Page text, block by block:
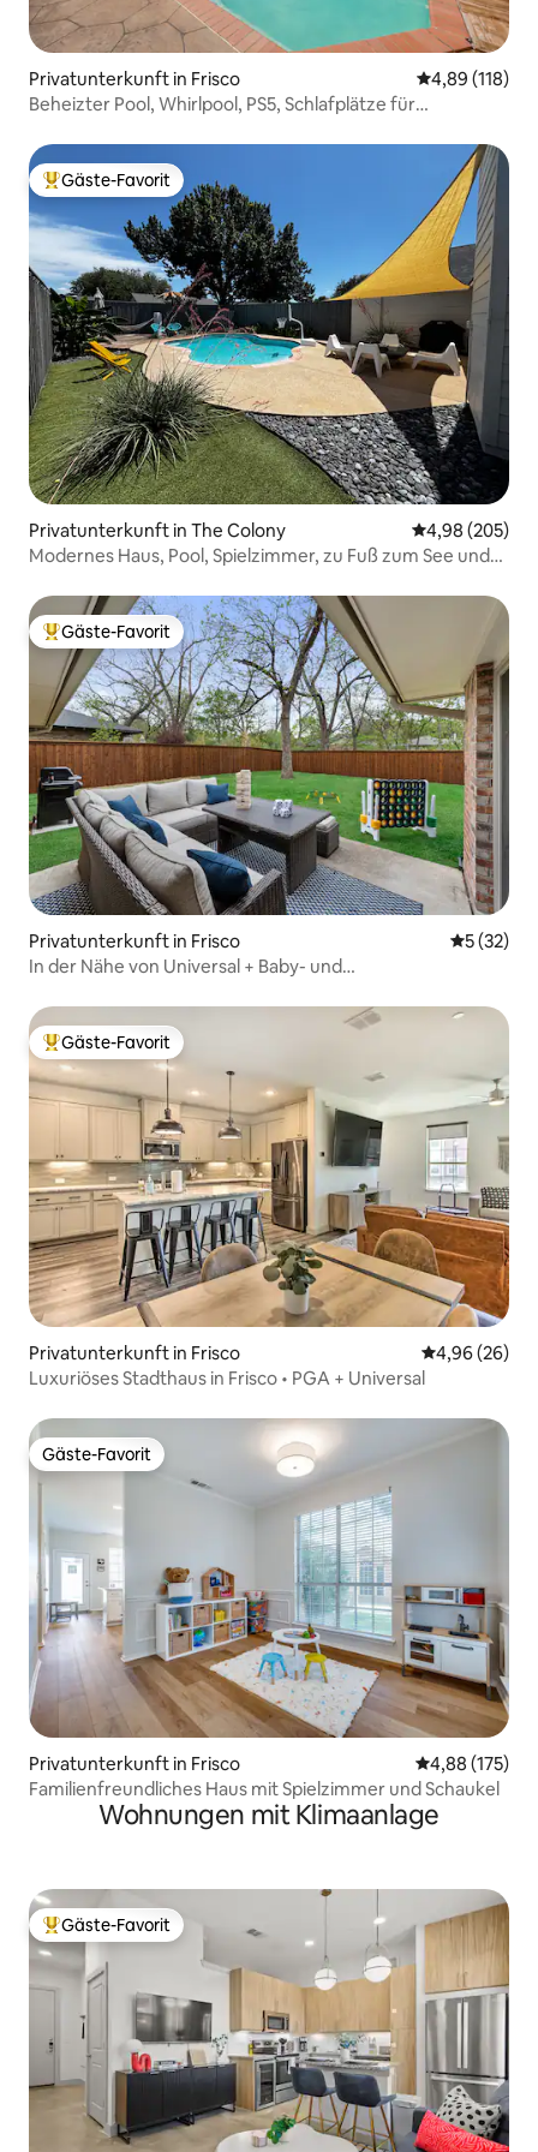
Privatunterkunft in Frisco
4,89 (118)
Beheizter Pool, Whirlpool, PS5, Schlafplätze für
Beliebter Gäste-Favorit.
Gäste-Favorit
Privatunterkunft in The Colony
4,98 (205)
Modernes Haus, Pool, Spielzimmer, zu Fuß zum See und
Beliebter Gäste-Favorit.
Gäste-Favorit
Privatunterkunft in Frisco
5 (32)
In der Nähe von Universal + Baby- und
Beliebter Gäste-Favorit.
Gäste-Favorit
Privatunterkunft in Frisco
4,96 (26)
Luxuriöses Stadthaus in Frisco • PGA + Universal
Gäste-Favorit
Gäste-Favorit
Privatunterkunft in Frisco
4,88 (175)
Familienfreundliches Haus mit Spielzimmer und Schaukel
Wohnungen mit Klimaanlage
Beliebter Gäste-Favorit.
Gäste-Favorit